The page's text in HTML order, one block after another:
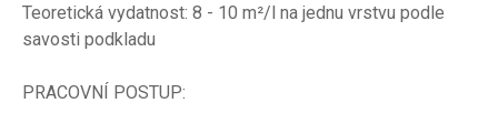
Teoretická vydatnost: 8 - 10 m²/l na jednu vrstvu podle
savosti podkladu
PRACOVNÍ POSTUP: